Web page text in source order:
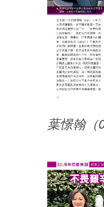
葉憬翰（